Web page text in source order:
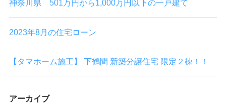
神奈川県 501万円から1,000万円以下の一戸建て
2023年8月の住宅ローン
【タマホーム施工】 下鶴間 新築分譲住宅 限定２棟！！
アーカイブ